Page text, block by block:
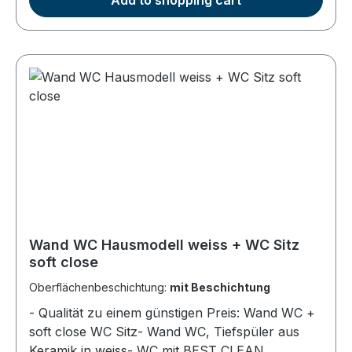
Abdeckplatte und herausnehmbarem
Geruchsverschlußeinsatz - Abgang DN 50mm,
Deutscher Hersteller - Styroporträger passend
zu der Duschwanne - Höhe des Trägers 8,5cm,
Gesamthöhe Dusche + Träger ca. 14cm -
Wand WC Hausmodell weiss + WC Sitz
soft close
Oberflächenbeschichtung: mit Beschichtung
- Qualität zu einem günstigen Preis: Wand WC +
soft close WC Sitz- Wand WC, Tiefspüler aus